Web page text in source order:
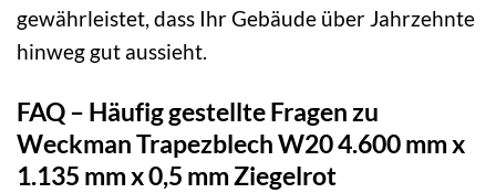
gewährleistet, dass Ihr Gebäude über Jahrzehnte
hinweg gut aussieht.
FAQ – Häufig gestellte Fragen zu
Weckman Trapezblech W20 4.600 mm x
1.135 mm x 0,5 mm Ziegelrot